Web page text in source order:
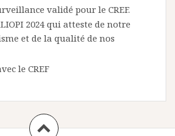
validé pour le CREF.
2024 qui atteste de notre
et de la qualité de nos
le CREF